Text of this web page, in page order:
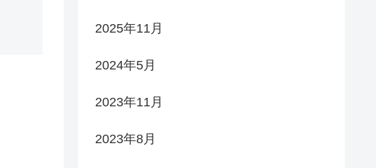
2025年11月
2024年5月
2023年11月
2023年8月